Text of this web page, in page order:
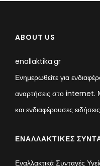
ABOUT US
enallaktika.gr
Ενημερωθείτε για
αναρτήσεις στο internet.
και ενδιαφέρουσες ειδήσεις
ΕΝΑΛΛΑΚΤΙΚΈΣ
Εναλλακτικά Συνταγές